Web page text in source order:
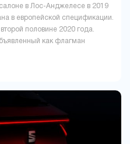
в Лос-Анджелесе в 2019
в европейской спецификации.
половине 2020 года.
как флагман